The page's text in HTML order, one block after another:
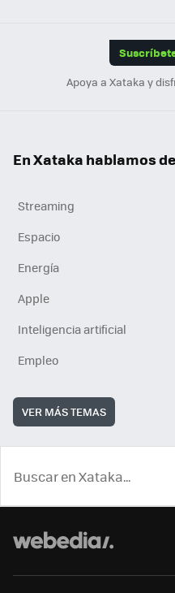
Apoya a Xataka y
En Xataka hablamos
Streaming
Espacio
Energía
Apple
Inteligencia artificial
Empleo
VER MÁS TEMAS